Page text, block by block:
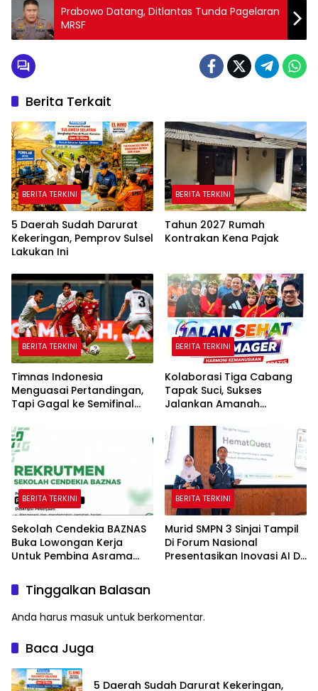
Prabowo Datang, Ditlantas Tunda Pagelaran
MRSF
Berita Terkait
BERITA TERKINI
5 Daerah Sudah Darurat
Kekeringan, Pemprov Sulsel
Lakukan Ini
BERITA TERKINI
Tahun 2027 Rumah
Kontrakan Kena Pajak
BERITA TERKINI
Timnas Indonesia
Menguasai Pertandingan,
Tapi Gagal ke Semifinal
BERITA TERKINI
Kolaborasi Tiga Cabang
Tapak Suci, Sukses
Jalankan Amanah
Gubernur Sulawesi Selatan
BERITA TERKINI
Sekolah Cendekia BAZNAS
Buka Lowongan Kerja
Untuk Pembina Asrama
BERITA TERKINI
Murid SMPN 3 Sinjai Tampil
Di Forum Nasional
Presentasikan Inovasi AI Di
Tinggalkan Balasan
Anda harus masuk untuk berkomentar.
Baca Juga
5 Daerah Sudah Darurat Kekeringan,